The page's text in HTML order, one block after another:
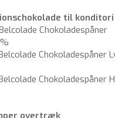
til konditori
Chokoladespåner
Chokoladespåner
Chokoladespåner
overtræk